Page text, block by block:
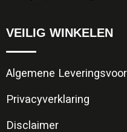
VEILIG WINKELEN
Algemene
Privacyverklaring
Disclaimer